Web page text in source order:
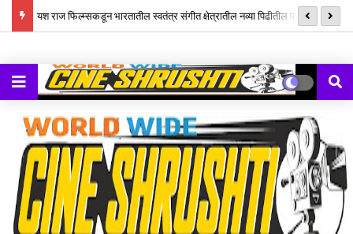
यश राज फिल्म्सकडून भारतातील स्वतंत्र संगीत क्षेत्रातील नव्या पिढीतील प्रतिभांना